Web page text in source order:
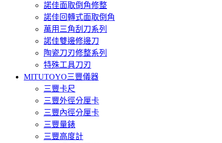
諾佳面取倒角修整
諾佳回轉式面取倒角
萬用三角刮刀系列
諾佳雙邊修邊刀
陶瓷刀刃修整系列
特殊工具刀刃
MITUTOYO三豐儀器
三豐卡尺
三豐外徑分厘卡
三豐內徑分厘卡
三豐量錶
三豐高度計